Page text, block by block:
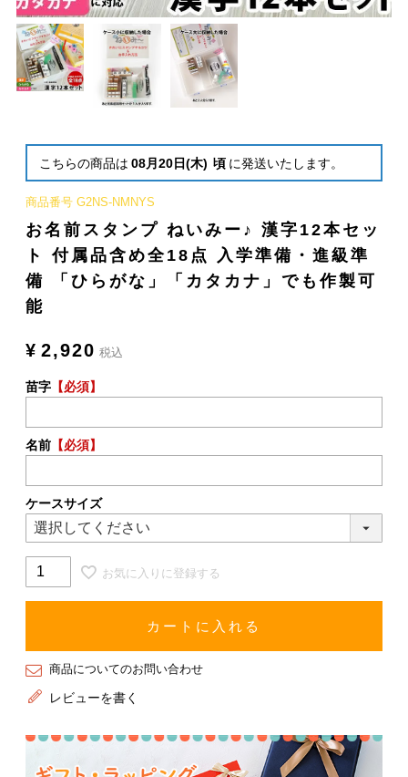
こちらの商品は 08月20日(木) 頃 に発送いたします。
商品番号 G2NS-NMNYS
お名前スタンプ ねいみー♪ 漢字12本セッ
ト 付属品含め全18点 入学準備・進級準
備 「ひらがな」「カタカナ」でも作製可
能
¥ 2,920 税込
苗字 【必須】
名前 【必須】
ケースサイズ
お気に入りに登録する
カートに入れる
商品についてのお問い合わせ
レビューを書く